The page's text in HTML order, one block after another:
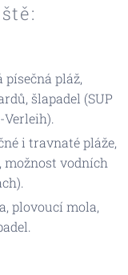
pláž,
šlapadel (SUP
i travnaté pláže,
možnost vodních
plovoucí mola,